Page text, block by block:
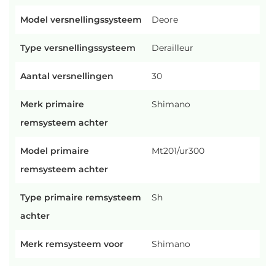
Model versnellingssysteem Deore
Type versnellingssysteem Derailleur
Aantal versnellingen 30
Merk primaire
remsysteem achter
Shimano
Model primaire
remsysteem achter
Mt201/ur300
Type primaire remsysteem
achter
Sh
Merk remsysteem voor Shimano